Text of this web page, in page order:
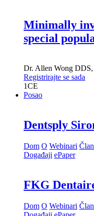
Minimally
special
Dr. Allen Wong
Registrirajte se sada
1CE
Posao
Dentsply
Dom O Webinari
Događaji ePaper
FKG
Dom O Webinari